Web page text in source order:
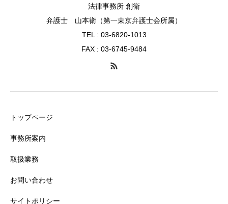
法律事務所 創衛
弁護士 山本衛（第一東京弁護士会所属）
TEL : 03-6820-1013
FAX : 03-6745-9484
トップページ
事務所案内
取扱業務
お問い合わせ
サイトポリシー